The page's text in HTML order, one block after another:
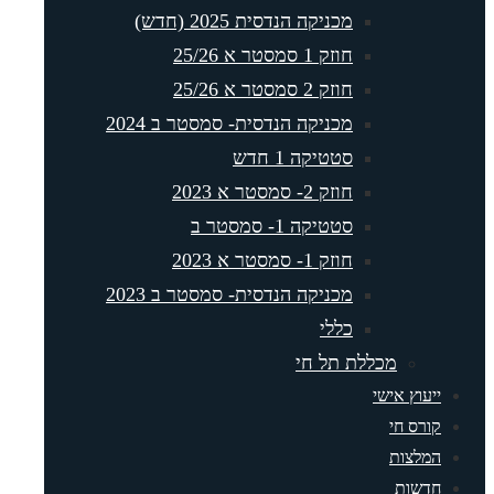
מכניקה הנדסית 2025 (חדש)
מכניקה הנדסית- סמסטר ב 2024
סטטיקה 1 חדש
סטטיקה 1- סמסטר ב
מכניקה הנדסית- סמסטר ב 2023
מכללת תל חי
אישי
חי